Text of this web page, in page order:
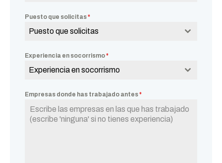
Puesto que solicitas*
Puesto que solicitas
Experiencia en socorrismo*
Experiencia en socorrismo
Empresas donde has trabajado antes*